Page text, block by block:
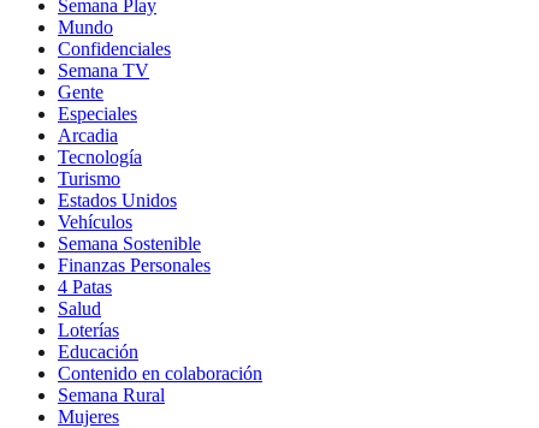
Semana Play
Mundo
Confidenciales
Semana TV
Gente
Especiales
Arcadia
Tecnología
Turismo
Estados Unidos
Vehículos
Semana Sostenible
Finanzas Personales
4 Patas
Salud
Loterías
Educación
Contenido en colaboración
Semana Rural
Mujeres